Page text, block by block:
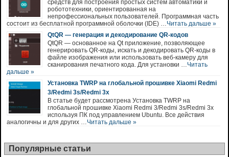
средств для построения простых систем автоматики и
робототехники, ориентированная на
непрофессиональных пользователей. Программная часть
состоит из бесплатной программной оболочки (IDE) …Читать дальше »
QtQR — генерация и декодирование QR-кодов
QtQR — основанное на Qt приложение, позволяющее
генерировать QR-коды, искать и декодировать QR-коды в
файле изображения или использовать веб-камеру для
сканирования печатного кода. Для установки …Читать
дальше »
Установка TWRP на глобальной прошивке Xiaomi Redmi
3/Redmi 3s/Redmi 3x
В статье будет рассмотрена Установка TWRP на
глобальной прошивке Xiaomi Redmi 3/Redmi 3s/Redmi 3x
используя ПК под управлением Ubuntu. Все действия
аналогичны и для других …Читать дальше »
Популярные статьи